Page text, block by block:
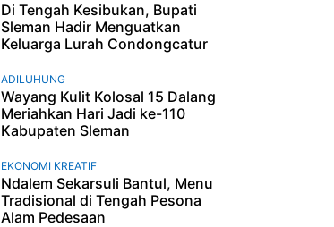
Di Tengah Kesibukan, Bupati
Sleman Hadir Menguatkan
Keluarga Lurah Condongcatur
ADILUHUNG
Wayang Kulit Kolosal 15 Dalang
Meriahkan Hari Jadi ke-110
Kabupaten Sleman
EKONOMI KREATIF
Ndalem Sekarsuli Bantul, Menu
Tradisional di Tengah Pesona
Alam Pedesaan